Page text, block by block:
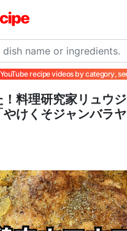
recipe videos by category,
料理研究家リュウ
けくそジャンバラヤ